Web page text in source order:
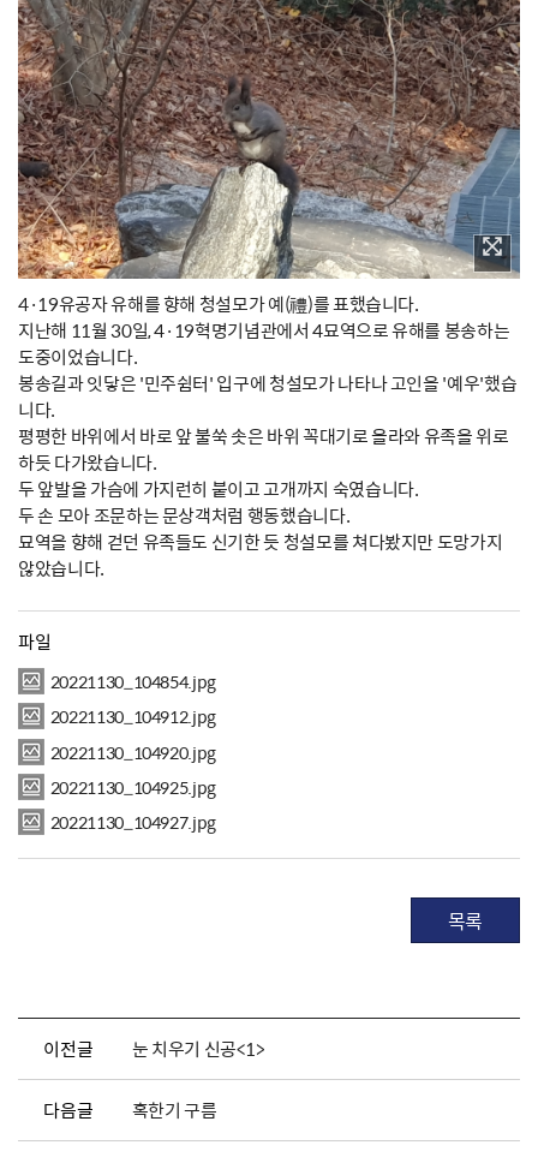
4·19유공자 유해를 향해 청설모가 예(禮)를 표했습니다.
지난해 11월 30일, 4·19혁명기념관에서 4묘역으로 유해를 봉송하는
도중이었습니다.
봉송길과 잇닿은 '민주쉼터' 입구에 청설모가 나타나 고인을 '예우'했습
니다.
평평한 바위에서 바로 앞 불쑥 솟은 바위 꼭대기로 올라와 유족을 위로
하듯 다가왔습니다.
두 앞발을 가슴에 가지런히 붙이고 고개까지 숙였습니다.
두 손 모아 조문하는 문상객처럼 행동했습니다.
묘역을 향해 걷던 유족들도 신기한 듯 청설모를 쳐다봤지만 도망가지
않았습니다.
파일
20221130_104854.jpg
20221130_104912.jpg
20221130_104920.jpg
20221130_104925.jpg
20221130_104927.jpg
목록
이전글 눈 치우기 신공<1>
다음글 혹한기 구름